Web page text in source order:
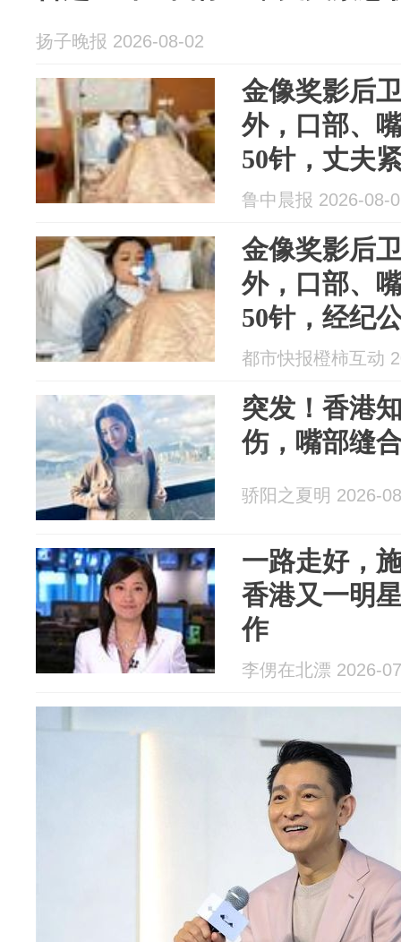
扬子晚报 2026-08-02
金像奖影后
外，口部、
50针，丈夫
经纪公司称“
发文报平安
鲁中晨报 2026-08-
金像奖影后
外，口部、
50针，经纪
工”，本人发
都市快报橙柿互动
突发！香港
伤，嘴部缝
骄阳之夏明 2026-
一路走好，
香港又一明
作
李侽在北漂 2026-